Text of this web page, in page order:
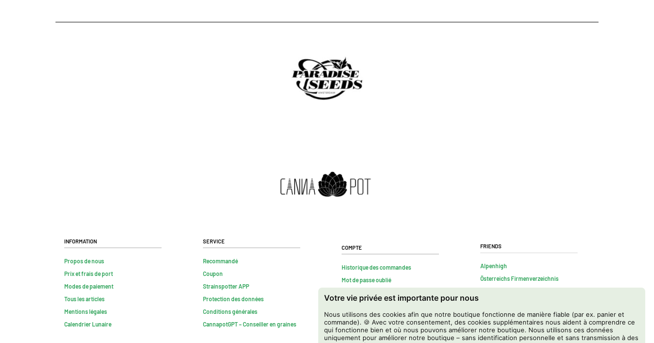
Votre vie privée est importante pour nous
Nous utilisons des cookies afin que notre boutique fonctionne de manière fiable (par ex. panier et
commande). 🍪 Avec votre consentement, des cookies supplémentaires nous aident à comprendre ce
qui fonctionne bien et où nous pouvons améliorer notre boutique. Nous utilisons ces données
uniquement pour améliorer notre boutique – sans identification personnelle et sans transmission à des
Information
Propos de nous
Prix et frais de port
Modes de paiement
Tous les articles
Mentions légales
Calendrier Lunaire
Service
Recommandé
Coupon
Strainspotter APP
Protection des données
Conditions générales
CannapotGPT – Conseiller en graines
Compte
Historique des commandes
Mot de passe oublié
Résilier contrat
Friends
Alpenhigh
Österreichs Firmenverzeichnis